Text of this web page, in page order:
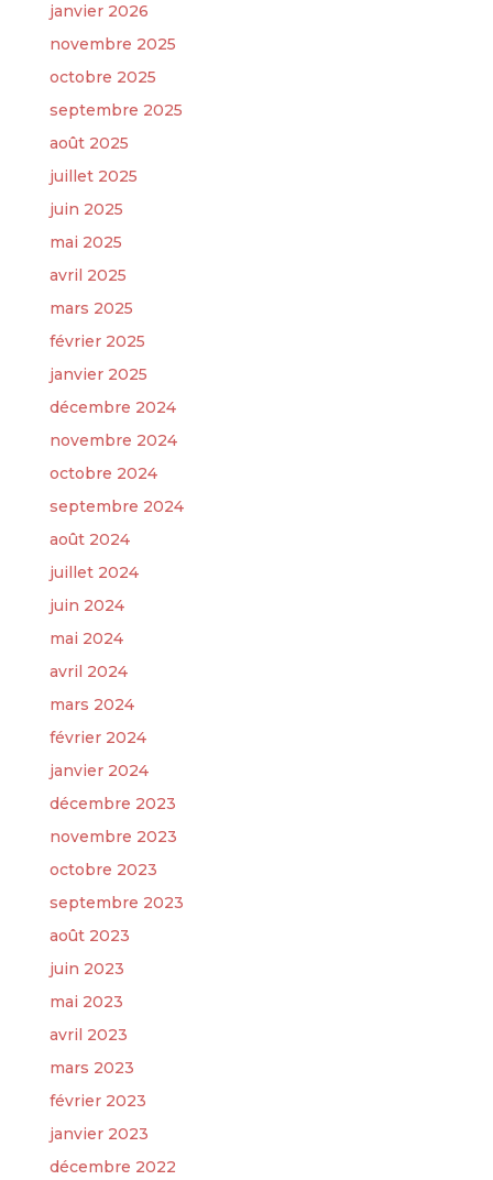
janvier 2026
novembre 2025
octobre 2025
septembre 2025
août 2025
juillet 2025
juin 2025
mai 2025
avril 2025
mars 2025
février 2025
janvier 2025
décembre 2024
novembre 2024
octobre 2024
septembre 2024
août 2024
juillet 2024
juin 2024
mai 2024
avril 2024
mars 2024
février 2024
janvier 2024
décembre 2023
novembre 2023
octobre 2023
septembre 2023
août 2023
juin 2023
mai 2023
avril 2023
mars 2023
février 2023
janvier 2023
décembre 2022